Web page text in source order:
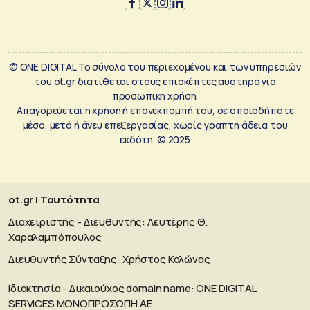
© ONE DIGITAL Το σύνολο του περιεχομένου και των υπηρεσιών
του ot.gr διατίθεται στους επισκέπτες αυστηρά για
προσωπική χρήση.
Απαγορεύεται η χρήση ή επανεκπομπή του, σε οποιοδήποτε
μέσο, μετά ή άνευ επεξεργασίας, χωρίς γραπτή άδεια του
εκδότη. © 2025
ot.gr | Ταυτότητα
Διαχειριστής - Διευθυντής: Λευτέρης Θ.
Χαραλαμπόπουλος
Διευθυντής Σύνταξης: Χρήστος Κολώνας
Ιδιοκτησία - Δικαιούχος domain name: ΟΝΕ DIGITAL
SERVICES MONOΠΡΟΣΩΠΗ ΑΕ